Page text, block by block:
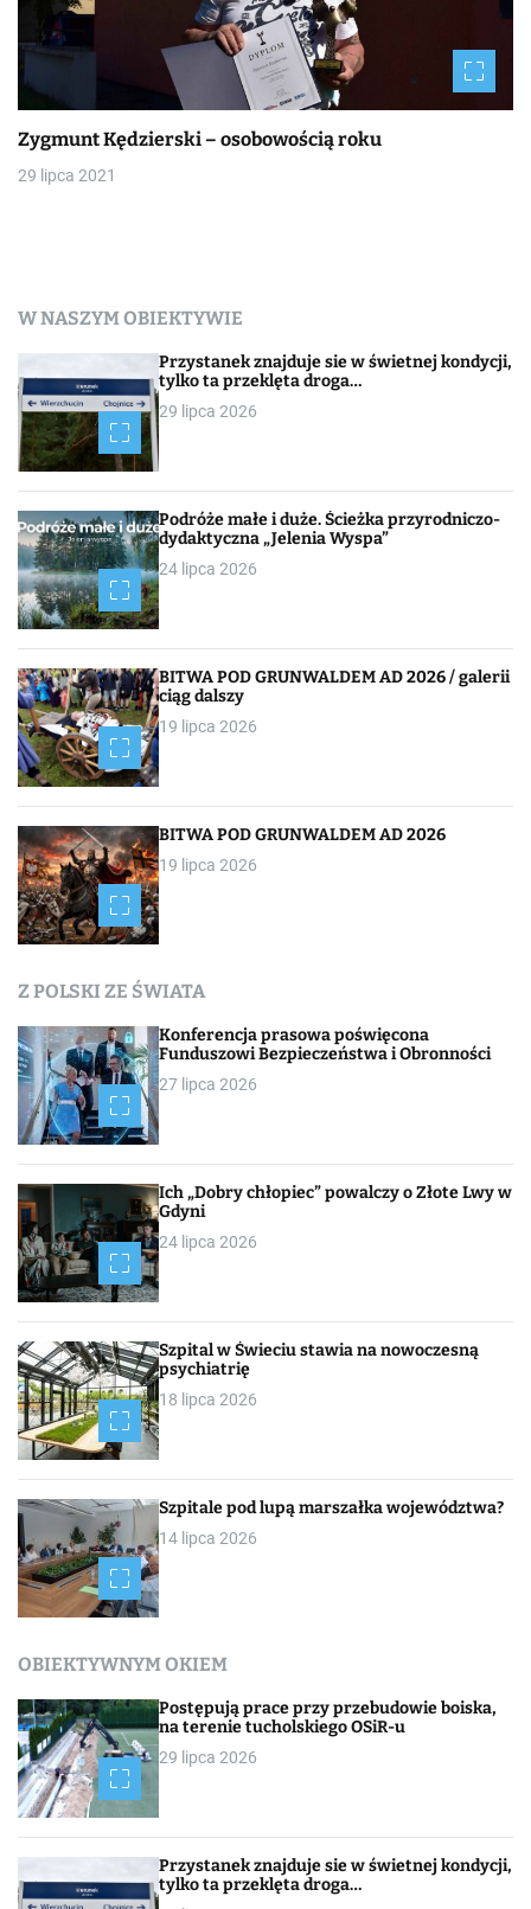
Zygmunt Kędzierski – osobowością roku
29 lipca 2021
W NASZYM OBIEKTYWIE
Przystanek znajduje sie w świetnej kondycji,
tylko ta przeklęta droga…
29 lipca 2026
Podróże małe i duże. Ścieżka przyrodniczo-
dydaktyczna „Jelenia Wyspa”
24 lipca 2026
BITWA POD GRUNWALDEM AD 2026 / galerii
ciąg dalszy
19 lipca 2026
BITWA POD GRUNWALDEM AD 2026
19 lipca 2026
Z POLSKI ZE ŚWIATA
Konferencja prasowa poświęcona
Funduszowi Bezpieczeństwa i Obronności
27 lipca 2026
Ich „Dobry chłopiec” powalczy o Złote Lwy w
Gdyni
24 lipca 2026
Szpital w Świeciu stawia na nowoczesną
psychiatrię
18 lipca 2026
Szpitale pod lupą marszałka województwa?
14 lipca 2026
OBIEKTYWNYM OKIEM
Postępują prace przy przebudowie boiska,
na terenie tucholskiego OSiR-u
29 lipca 2026
Przystanek znajduje sie w świetnej kondycji,
tylko ta przeklęta droga…